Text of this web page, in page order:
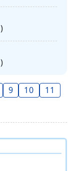
)
)
9 10
11